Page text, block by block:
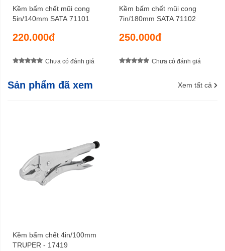
Kềm bấm chết mũi cong
5in/140mm SATA 71101
220.000đ
Chưa có đánh giá
Kềm bấm chết mũi cong
7in/180mm SATA 71102
250.000đ
Chưa có đánh giá
Sản phẩm đã xem Xem tất cả
Kềm bấm chết 4in/100mm
TRUPER - 17419